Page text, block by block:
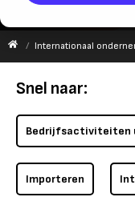
Internationaal
Snel naar:
Bedrijfsactiviteiten
Importeren